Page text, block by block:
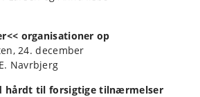
organisationer op
24. december
Navrbjerg
hårdt til forsigtige tilnærmelser